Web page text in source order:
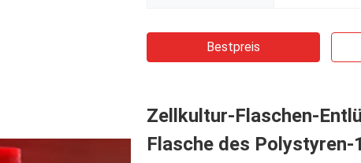
Bestpreis
Zellkultur-Flaschen-
Flasche des Polystyren-